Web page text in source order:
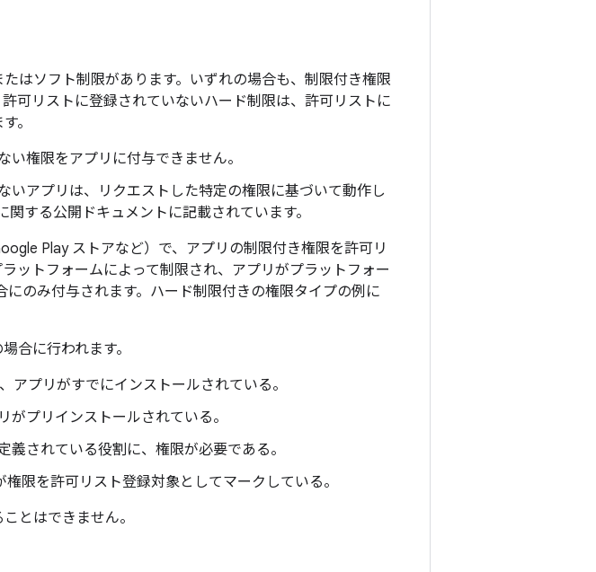
はソフト制限があります。いずれの場合も、制限付き権限
可リストに登録されていないハード制限は、許可リストに
。
い権限をアプリに付与できません。
いアプリは、リクエストした特定の権限に基づいて動作し
する公開ドキュメントに記載されています。
Play ストアなど）で、アプリの制限付き権限を許可リ
ットフォームによって制限され、アプリがプラットフォー
のみ付与されます。ハード制限付きの権限タイプの例に
合に行われます。
アプリがすでにインストールされている。
プリインストールされている。
されている役割に、権限が必要である。
限を許可リスト登録対象としてマークしている。
とはできません。